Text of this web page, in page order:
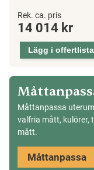
Industrivägg
skjutdörrar
överljus
2-
mängd
Rek. ca. pris
14 014 kr
Lägg i offertlista
Måttanpassa
valfria mått, kulörer,
mått.
Måttanpassa